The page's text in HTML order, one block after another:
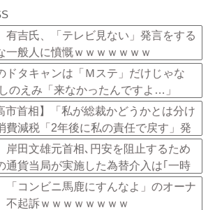
有吉氏、「テレビ見ない」発言をする
一般人に憤慨ｗｗｗｗｗｗｗ
ドタキャンは「Ｍステ」だけじゃな
のえみ「来なかったんですよ…」
市首相】「私が総裁かどうかとは分け
減税「2年後に私の責任で戻す」発
岸田文雄元首相､円安を阻止するため
通貨当局が実施した為替介入は｢一時
過ぎない｣との認識を示す
「コンビニ馬鹿にすんなよ」のオーナ
不起訴ｗｗｗｗｗｗｗｗ